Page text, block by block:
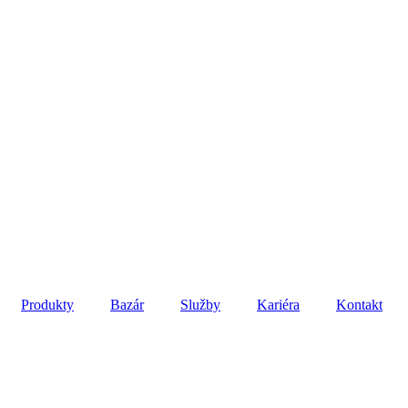
Produkty Bazár Služby Kariéra Kontakt